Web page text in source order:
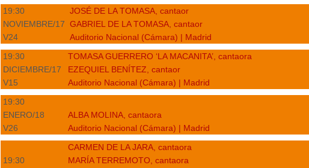
19:30
NOVIEMBRE/17
V24
JOSÉ DE LA TOMASA, cantaor
GABRIEL DE LA TOMASA, cantaor
Auditorio Nacional (Cámara) | Madrid
19:30
DICIEMBRE/17
V15
TOMASA GUERRERO ‘LA MACANITA’, cantaora
EZEQUIEL BENÍTEZ, cantaor
Auditorio Nacional (Cámara) | Madrid
19:30
ENERO/18
V26
ALBA MOLINA, cantaora
Auditorio Nacional (Cámara) | Madrid
19:30
CARMEN DE LA JARA, cantaora
MARÍA TERREMOTO, cantaora